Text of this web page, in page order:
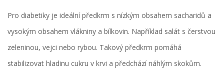
Pro diabetiky je ideální předkrm s nízkým obsahem sacharidů a
vysokým obsahem vlákniny a bílkovin. Například salát s čerstvou
zeleninou, vejci nebo rybou. Takový předkrm pomáhá
stabilizovat hladinu cukru v krvi a předchází náhlým skokům.